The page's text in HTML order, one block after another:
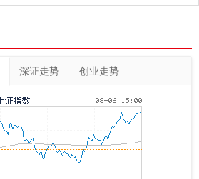
深证走势 创业走势